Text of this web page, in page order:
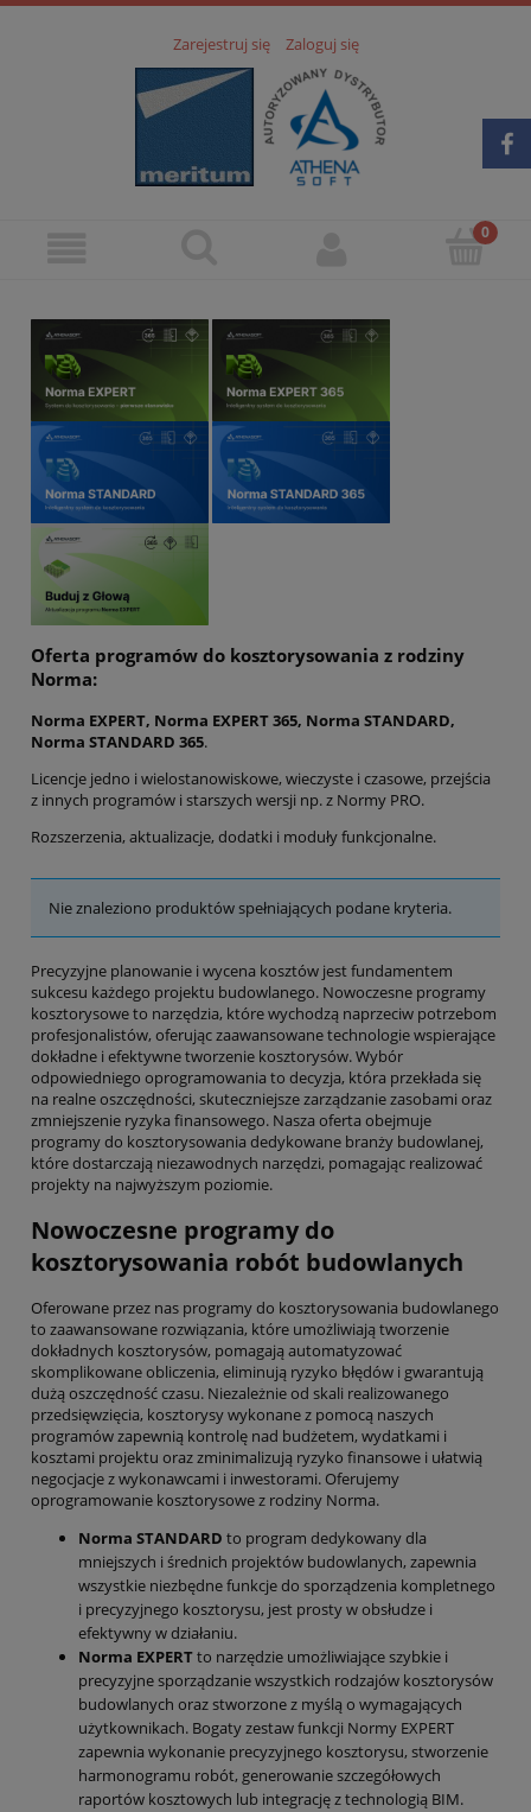
Zarejestruj się Zaloguj się
Oferta programów do kosztorysowania z rodziny
Norma:
Norma EXPERT, Norma EXPERT 365, Norma STANDARD,
Norma STANDARD 365.
Licencje jedno i wielostanowiskowe, wieczyste i czasowe, przejścia
z innych programów i starszych wersji np. z Normy PRO.
Rozszerzenia, aktualizacje, dodatki i moduły funkcjonalne.
Nie znaleziono produktów spełniających podane kryteria.
Precyzyjne planowanie i wycena kosztów jest fundamentem
sukcesu każdego projektu budowlanego. Nowoczesne programy
kosztorysowe to narzędzia, które wychodzą naprzeciw potrzebom
profesjonalistów, oferując zaawansowane technologie wspierające
dokładne i efektywne tworzenie kosztorysów. Wybór
odpowiedniego oprogramowania to decyzja, która przekłada się
na realne oszczędności, skuteczniejsze zarządzanie zasobami oraz
zmniejszenie ryzyka finansowego. Nasza oferta obejmuje
programy do kosztorysowania dedykowane branży budowlanej,
które dostarczają niezawodnych narzędzi, pomagając realizować
projekty na najwyższym poziomie.
Nowoczesne programy do
kosztorysowania robót budowlanych
Oferowane przez nas programy do kosztorysowania budowlanego
to zaawansowane rozwiązania, które umożliwiają tworzenie
dokładnych kosztorysów, pomagają automatyzować
skomplikowane obliczenia, eliminują ryzyko błędów i gwarantują
dużą oszczędność czasu. Niezależnie od skali realizowanego
przedsięwzięcia, kosztorysy wykonane z pomocą naszych
programów zapewnią kontrolę nad budżetem, wydatkami i
kosztami projektu oraz zminimalizują ryzyko finansowe i ułatwią
negocjacje z wykonawcami i inwestorami. Oferujemy
oprogramowanie kosztorysowe z rodziny Norma.
Norma STANDARD to program dedykowany dla
mniejszych i średnich projektów budowlanych, zapewnia
wszystkie niezbędne funkcje do sporządzenia kompletnego
i precyzyjnego kosztorysu, jest prosty w obsłudze i
efektywny w działaniu.
Norma EXPERTto narzędzie umożliwiające szybkie i
precyzyjne sporządzanie wszystkich rodzajów kosztorysów
budowlanych oraz stworzone z myślą o wymagających
użytkownikach. Bogaty zestaw funkcji Normy EXPERT
zapewnia wykonanie precyzyjnego kosztorysu, stworzenie
harmonogramu robót, generowanie szczegółowych
raportów kosztowych lub integrację z technologią BIM.